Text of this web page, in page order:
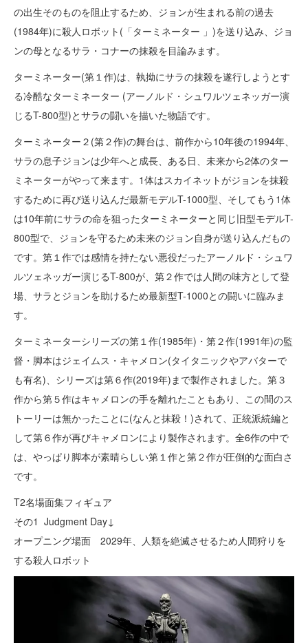
の出生そのものを阻止するため、ジョンが生まれる前の過去
(1984年)に殺人ロボット(「ターミネーター 」)を送り込み、ジョ
ンの母となるサラ・コナーの抹殺を目論みます。
ターミネーター(第１作)は、執拗にサラの抹殺を遂行しようとす
る冷酷なターミネーター (アーノルド・シュワルツェネッガー演
じるT-800型)とサラの闘いを描いた物語です。
ターミネーター２(第２作)の舞台は、前作から10年後の1994年、
サラの息子ジョンは少年へと成長、ある日、未来から2体のター
ミネーターがやって来ます。1体はスカイネットがジョンを抹殺
するために再び送り込んだ最新モデルT-1000型、そしてもう1体
は10年前にサラの命を狙ったターミネーターと同じ旧型モデルT-
800型で、ジョンを守るため未来のジョン自身が送り込んだもの
です。第１作では感情を持たない悪役だったアーノルド・シュワ
ルツェネッガー演じるT-800が、第２作では人間の味方として登
場、サラとジョンを助けるため最新型T-1000との闘いに臨みま
す。
ターミネーターシリーズの第１作(1985年)・第２作(1991年)の監
督・脚本はジェイムス・キャメロン(タイタニックやアバターで
も有名)、シリーズは第６作(2019年)まで製作されました。第３
作から第５作はキャメロンの手を離れたこともあり、この間のス
トーリーは無かったことに(なんと抹殺！)されて、正統派続編と
して第６作が再びキャメロンにより製作されます。全6作の中で
は、やっぱり脚本が素晴らしい第１作と第２作が圧倒的な面白さ
です。
T2名場面集フィギュア
その1 Judgment Day↓
オープニング場面 2029年、人類を絶滅させるため人間狩りを
する殺人ロボット